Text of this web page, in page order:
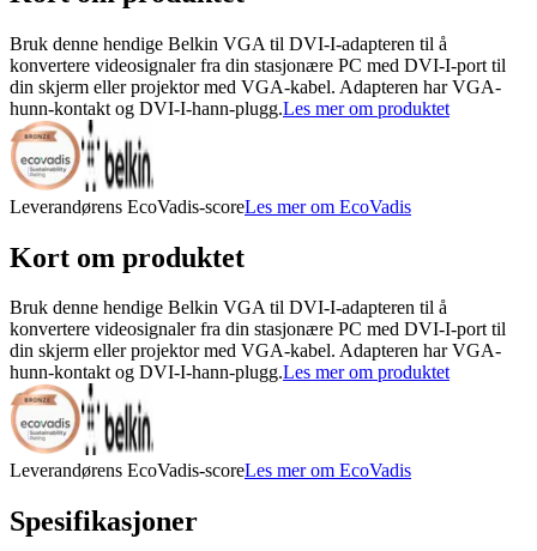
Bruk denne hendige Belkin VGA til DVI-I-adapteren til å
konvertere videosignaler fra din stasjonære PC med DVI-I-port til
din skjerm eller projektor med VGA-kabel. Adapteren har VGA-
hunn-kontakt og DVI-I-hann-plugg.Les mer om produktet
Leverandørens EcoVadis-scoreLes mer om EcoVadis
Kort om produktet
Bruk denne hendige Belkin VGA til DVI-I-adapteren til å
konvertere videosignaler fra din stasjonære PC med DVI-I-port til
din skjerm eller projektor med VGA-kabel. Adapteren har VGA-
hunn-kontakt og DVI-I-hann-plugg.Les mer om produktet
Leverandørens EcoVadis-scoreLes mer om EcoVadis
Spesifikasjoner